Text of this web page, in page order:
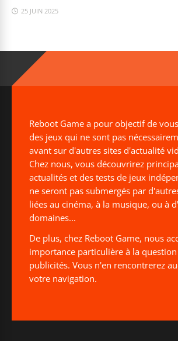
25 JUIN 2025
Reboot Game a pour objectif de
des jeux qui ne sont pas
avant sur d'autres sites d'actualité
Chez nous, vous découvrirez
actualités et des tests de jeux
ne seront pas submergés par
liées au cinéma, à la musique, ou à
domaines...
De plus, chez Reboot Game, nous
importance particulière à la
publicités. Vous n'en rencontrerez
votre navigation.